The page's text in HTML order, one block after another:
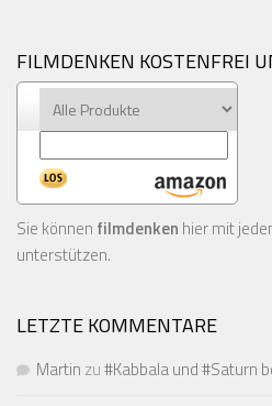
FILMDENKEN KOSTENFREI
Sie können filmdenken hier mit
unterstützen.
LETZTE KOMMENTARE
Martin zu#Kabbala und #Saturn